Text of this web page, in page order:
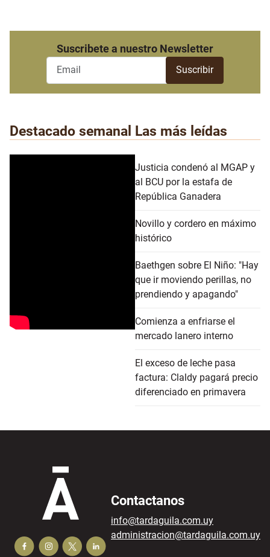
Suscribete a nuestro Newsletter
Destacado semanal Las más leídas
Justicia condenó al MGAP y
al BCU por la estafa de
República Ganadera
Novillo y cordero en máximo
histórico
Baethgen sobre El Niño: "Hay
que ir moviendo perillas, no
prendiendo y apagando"
Comienza a enfriarse el
mercado lanero interno
El exceso de leche pasa
factura: Claldy pagará precio
diferenciado en primavera
Contactanos
info@tardaguila.com.uy
administracion@tardaguila.com.uy